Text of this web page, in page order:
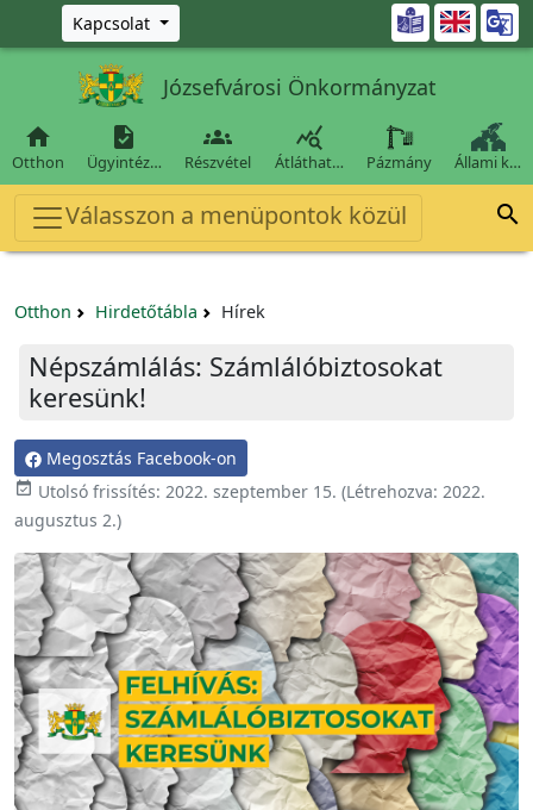
Ugrás a fő tartalomra
Kapcsolat 
Józsefvárosi Önkormányzat

Otthon

Ügyintéz…

Részvétel

Átláthat… Pázmány Állami k…
Válasszon a menüpontok közül 
Otthon Hirdetőtábla Hírek
Népszámlálás: Számlálóbiztosokat
keresünk!
Megosztás Facebook-on
 Utolsó frissítés: 2022. szeptember 15. (Létrehozva: 2022.
augusztus 2.)